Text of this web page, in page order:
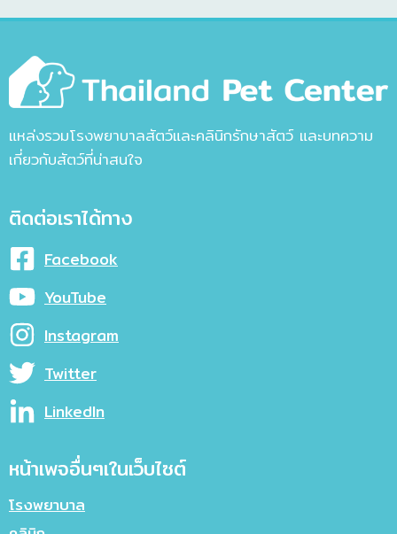
แหล่งรวมโรงพยาบาลสัตว์และคลินิกรักษาสัตว์ และบทความ
เกี่ยวกับสัตว์ที่น่าสนใจ
ติดต่อเราได้ทาง
Facebook
YouTube
Instagram
Twitter
LinkedIn
หน้าเพจอื่นๆเในเว็บไซต์
โรงพยาบาล